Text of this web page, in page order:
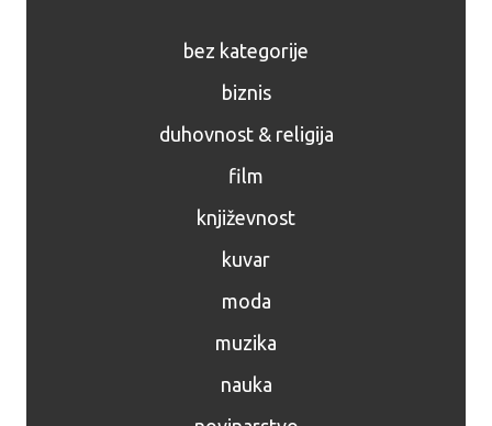
bez kategorije
biznis
duhovnost & religija
film
književnost
kuvar
moda
muzika
nauka